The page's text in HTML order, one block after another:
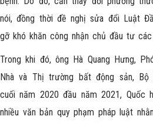
nói, đồng thời đề nghị sửa đổi Luật
gỡ khó khăn công nhận chủ đầu tư
Trong khi đó, ông Hà Quang Hưng,
Nhà và Thị trường bất động sản,
cuối năm 2020 đầu năm 2021, Quốc
nhiều văn bản quy phạm pháp luật